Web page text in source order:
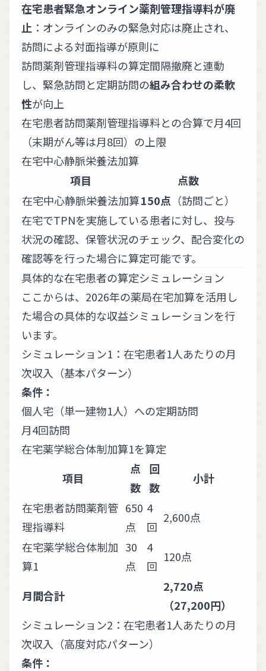
在宅患者緊急オンライン薬剤管理指導料が廃
止 ：オンラインのみの緊急対応は廃止され、
訪問による対面指導が原則に
訪問薬剤管理指導料の算定間隔撤廃と連動
し、緊急訪問と定期訪問の組み合わせの柔軟
性が向上
在宅患者訪問薬剤管理指導料との合算で月4回
（末期がん等は月8回）の上限
在宅中心静脈栄養法加算
項目
点数
在宅中心静脈栄養法加算150点 （訪問ごと）
在宅でTPNを実施している患者に対し、投与
状況の確認、保管状況のチェック、配合変化の
確認等を行った場合に算定可能です。
具体的な在宅患者の算定シミュレーション
ここからは、2026年の薬局在宅加算を活用し
た場合の具体的な収益シミュレーションを行
います。
シミュレーション1：在宅患者1人あたりの月
次収入（基本パターン）
条件：
個人宅（単一建物1人）への定期訪問
月4回訪問
在宅薬学総合体制加算1を算定
項目
点
数
回
数
小計
在宅患者訪問薬剤管
理指導料
650
点
4
回
2,600点
在宅薬学総合体制加
算1
30
点
4
回
120点
月間合計
2,720点
（27,200円）
シミュレーション2：在宅患者1人あたりの月
次収入（高度対応パターン）
条件：